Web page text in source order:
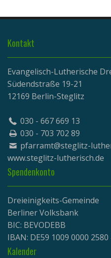
Kontakt
Evangelisch-Lutherische
Südendstraße 19-21
12169 Berlin-Steglitz
030 - 667 669 13
030 - 703 702 89
pfarramt@steglitz-
www.steglitz-lutherisch.de
Spendenkonto
Dreieinigkeits-Gemeinde
Berliner Volksbank
BIC: BEVODEBB
IBAN: DE59 1009 0000 2580
Kalender